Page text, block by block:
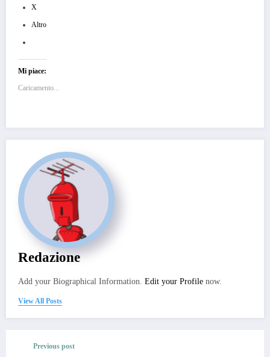
X
Altro
Mi piace:
Caricamento...
Redazione
Add your Biographical Information. Edit your Profile now.
View All Posts
Previous post